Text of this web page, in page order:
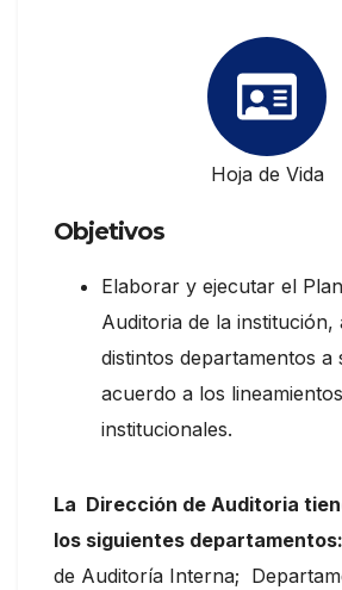
Hoja de Vida
Objetivos
Elaborar y ejecutar el
Auditoria de la institución,
distintos departamentos a
acuerdo a los lineamientos
institucionales.
La Dirección de Auditoria
los siguientes departamentos:
de Auditoría Interna;